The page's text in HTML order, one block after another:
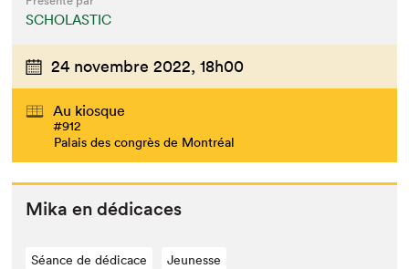
SCHOLASTIC
24 novembre 2022, 18h00
Au kiosque
#912
Palais des congrès de Montréal
Mika en dédicaces
Séance de dédicace Jeunesse